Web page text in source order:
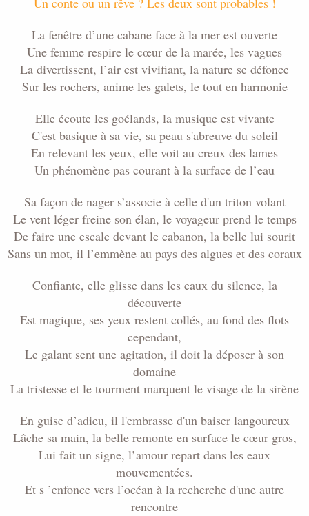
La fenêtre d’une cabane face à la mer est ouverte
Une femme respire le cœur de la marée, les vagues
La divertissent, l’air est vivifiant, la nature se défonce
Sur les rochers, anime les galets, le tout en harmonie
Elle écoute les goélands, la musique est vivante
C'est basique à sa vie, sa peau s'abreuve du soleil
En relevant les yeux, elle voit au creux des lames
Un phénomène pas courant à la surface de l’eau
Sa façon de nager s’associe à celle d'un triton volant
Le vent léger freine son élan, le voyageur prend le temps
De faire une escale devant le cabanon, la belle lui sourit
Sans un mot, il l’emmène au pays des algues et des coraux
Confiante, elle glisse dans les eaux du silence, la
découverte
Est magique, ses yeux restent collés, au fond des flots
cependant,
Le galant sent une agitation, il doit la déposer à son
domaine
La tristesse et le tourment marquent le visage de la sirène
En guise d’adieu, il l'embrasse d'un baiser langoureux
Lâche sa main, la belle remonte en surface le cœur gros,
Lui fait un signe, l’amour repart dans les eaux
mouvementées.
Et s ’enfonce vers l’océan à la recherche d'une autre
rencontre